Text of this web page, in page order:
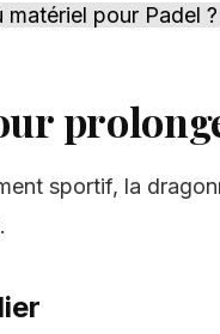
pour Padel
sportif, la